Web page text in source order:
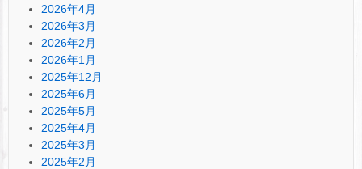
2026年4月
2026年3月
2026年2月
2026年1月
2025年12月
2025年6月
2025年5月
2025年4月
2025年3月
2025年2月